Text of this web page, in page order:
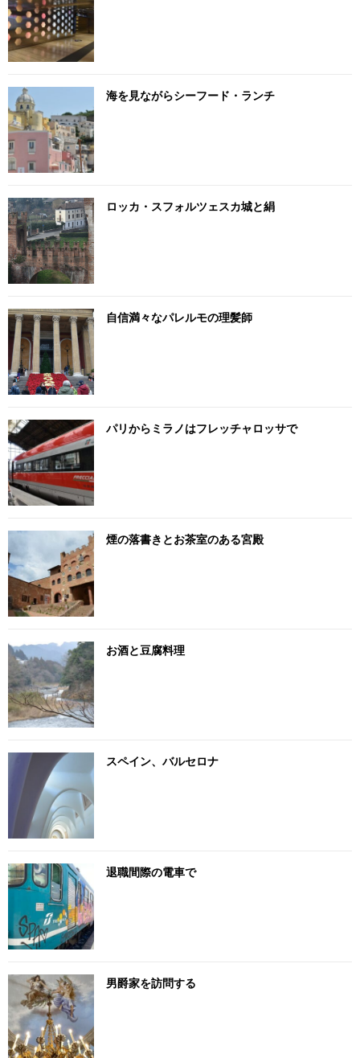
海を見ながらシーフード・ランチ
ロッカ・スフォルツェスカ城と絹
自信満々なパレルモの理髪師
パリからミラノはフレッチャロッサで
煙の落書きとお茶室のある宮殿
お酒と豆腐料理
スペイン、バルセロナ
退職間際の電車で
男爵家を訪問する